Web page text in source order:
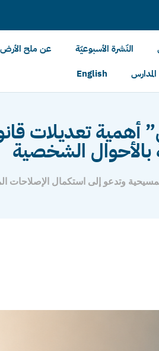
النّشرة الأسبوعيّة عن ملح الأرض
English
أهمية تعديلات
بالأحوال الشخصية
وتدعو إلى استكمال الإصلاحات